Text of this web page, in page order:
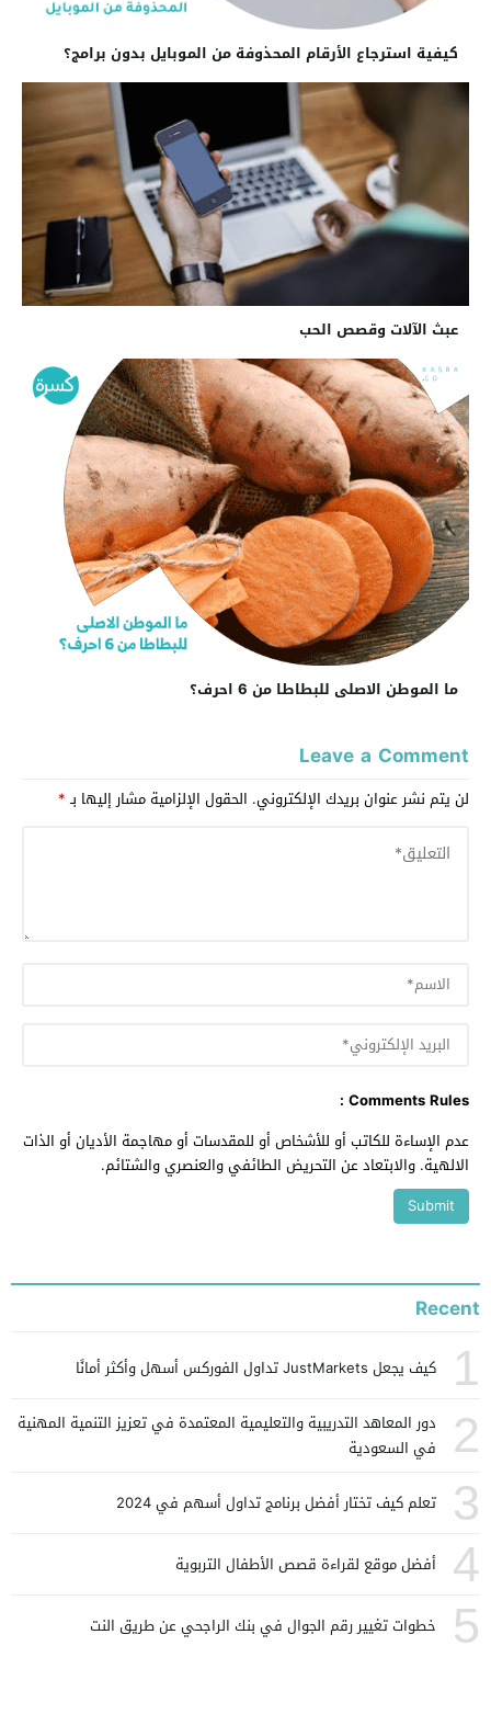
كيفية استرجاع الأرقام المحذوفة من الموبايل بدون برامج؟
عبث الآلات وقصص الحب
ما الموطن الاصلى للبطاطا من 6 احرف؟
Leave a Comment
لن يتم نشر عنوان بريدك الإلكتروني. الحقول الإلزامية مشار إليها بـ*
Comments Rules :
عدم الإساءة للكاتب أو للأشخاص أو للمقدسات أو مهاجمة الأديان أو الذات
الالهية. والابتعاد عن التحريض الطائفي والعنصري والشتائم.
Recent
1 كيف يجعل JustMarkets تداول الفوركس أسهل وأكثر أمانًا
2
دور المعاهد التدريبية والتعليمية المعتمدة في تعزيز التنمية المهنية
في السعودية
3 تعلم كيف تختار أفضل برنامج تداول أسهم في 2024
4 أفضل موقع لقراءة قصص الأطفال التربوية
5 خطوات تغيير رقم الجوال في بنك الراجحي عن طريق النت